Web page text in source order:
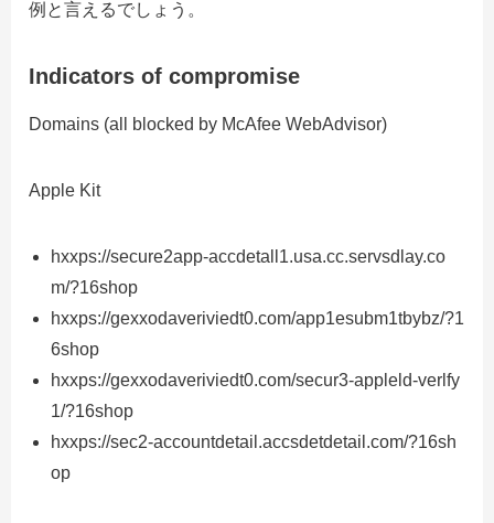
例と言えるでしょう。
Indicators of compromise
Domains (all blocked by McAfee WebAdvisor)
Apple Kit
hxxps://secure2app-accdetall1.usa.cc.servsdlay.co
m/?16shop
hxxps://gexxodaveriviedt0.com/app1esubm1tbybz/?1
6shop
hxxps://gexxodaveriviedt0.com/secur3-appleld-verlfy
1/?16shop
hxxps://sec2-accountdetail.accsdetdetail.com/?16sh
op